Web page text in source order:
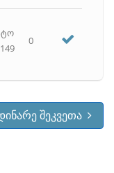
0
შეკვეთა